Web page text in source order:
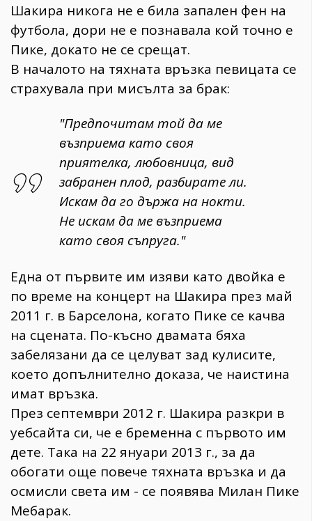
Шакира никога не е била запален фен на
футбола, дори не е познавала кой точно е
Пике, докато не се срещат.
В началото на тяхната връзка певицата се
страхувала при мисълта за брак:
"Предпочитам той да ме
възприема като своя
приятелка, любовница, вид
забранен плод, разбирате ли.
Искам да го държа на нокти.
Не искам да ме възприема
като своя съпруга."
Една от първите им изяви като двойка е
по време на концерт на Шакира през май
2011 г. в Барселона, когато Пике се качва
на сцената. По-късно двамата бяха
забелязани да се целуват зад кулисите,
което допълнително доказа, че наистина
имат връзка.
През септември 2012 г. Шакира разкри в
уебсайта си, че е бременна с първото им
дете. Така на 22 януари 2013 г., за да
обогати още повече тяхната връзка и да
осмисли света им - се появява Милан Пике
Мебарак.